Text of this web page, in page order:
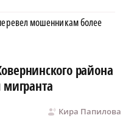
мошенникам более
района
Кира Папилова